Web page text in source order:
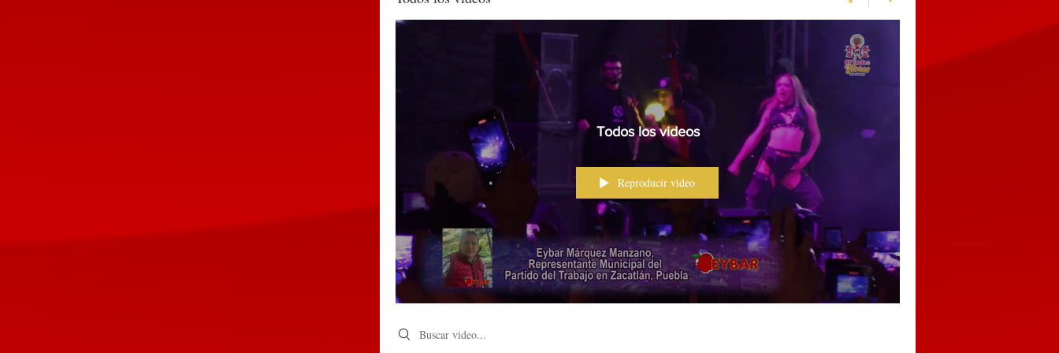
Todos los videos
Reproducir video
Search videos